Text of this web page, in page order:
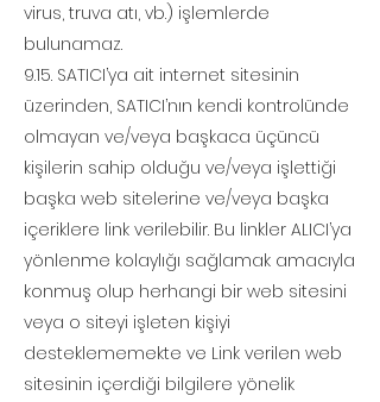
virus, truva atı, vb.) işlemlerde
bulunamaz.
9.15. SATICI’ya ait internet sitesinin
üzerinden, SATICI’nın kendi kontrolünde
olmayan ve/veya başkaca üçüncü
kişilerin sahip olduğu ve/veya işlettiği
başka web sitelerine ve/veya başka
içeriklere link verilebilir. Bu linkler ALICI’ya
yönlenme kolaylığı sağlamak amacıyla
konmuş olup herhangi bir web sitesini
veya o siteyi işleten kişiyi
desteklememekte ve Link verilen web
sitesinin içerdiği bilgilere yönelik